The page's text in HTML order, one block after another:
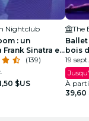
Nightclub
: un
Frank Sinatra et
(139)
$US
The
Ballet
bois
19
À
39,60